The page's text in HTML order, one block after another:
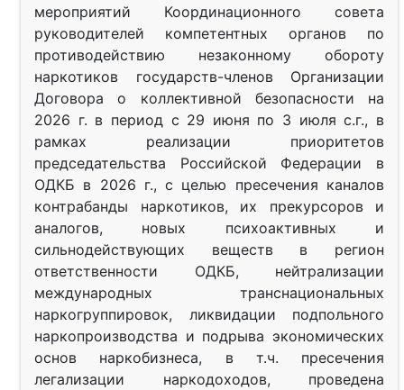
мероприятий Координационного совета
руководителей компетентных органов по
противодействию незаконному обороту
наркотиков государств-членов Организации
Договора о коллективной безопасности на
2026 г. в период с 29 июня по 3 июля с.г., в
рамках реализации приоритетов
председательства Российской Федерации в
ОДКБ в 2026 г., с целью пресечения каналов
контрабанды наркотиков, их прекурсоров и
аналогов, новых психоактивных и
сильнодействующих веществ в регион
ответственности ОДКБ, нейтрализации
международных транснациональных
наркогруппировок, ликвидации подпольного
наркопроизводства и подрыва экономических
основ наркобизнеса, в т.ч. пресечения
легализации наркодоходов, проведена